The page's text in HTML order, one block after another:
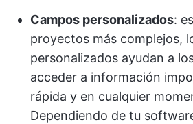
Campos personalizados:
proyectos más complejos,
personalizados ayudan a
acceder a información
rápida y en cualquier
Dependiendo de tu